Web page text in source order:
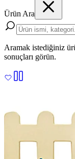
Ürün Ara
Aramak istediğiniz
sonuçları görün.